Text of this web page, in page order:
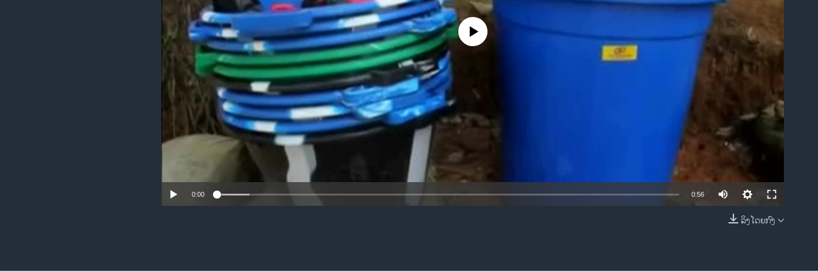
EMBED
No media source currently available
0:00 0:56
ລິງໂດຍກົງ